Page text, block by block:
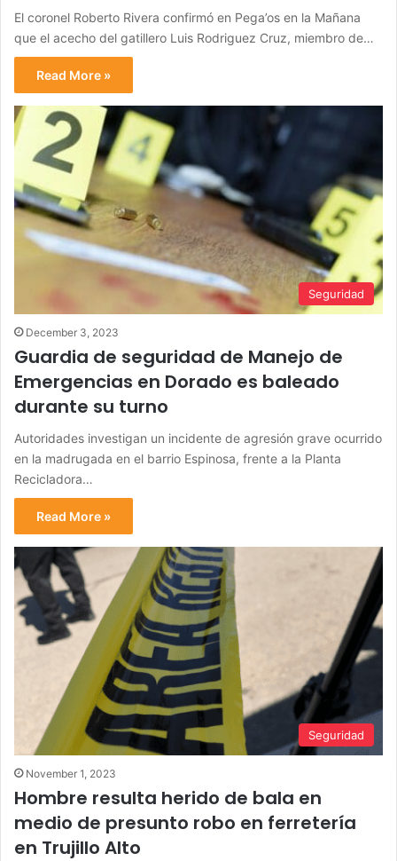
El coronel Roberto Rivera confirmó en Pega’os en la Mañana
que el acecho del gatillero Luis Rodriguez Cruz, miembro de…
Read More »
Seguridad
December 3, 2023
Guardia de seguridad de Manejo de
Emergencias en Dorado es baleado
durante su turno
Autoridades investigan un incidente de agresión grave ocurrido
en la madrugada en el barrio Espinosa, frente a la Planta
Recicladora…
Read More »
Seguridad
November 1, 2023
Hombre resulta herido de bala en
medio de presunto robo en ferretería
en Trujillo Alto